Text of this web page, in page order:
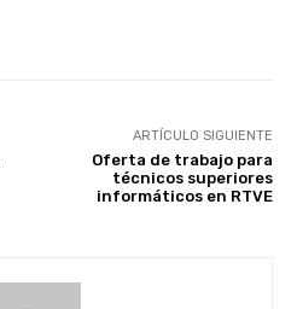
ARTÍCULO SIGUIENTE
Oferta de trabajo para
técnicos superiores
informáticos en RTVE